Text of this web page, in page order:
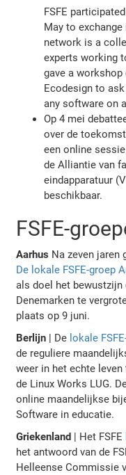
FSFE
May to
network is a
experts working
gave a
Ecodesign to
any software on
Op 4 mei
over de
een online
de Alliantie van
eindapparatuur
beschikbaar.
FSFE-
Aarhus Na zeven jaren
De lokale FSFE-groep
als doel het
Denemarken te
plaats op 9 juni.
Berlijn | De lokale
de reguliere
weer in het echte
de Linux Works LUG.
online maandelijkse
Software in educatie.
Griekenland | Het FSFE
het antwoord van de
Helleense Commissie